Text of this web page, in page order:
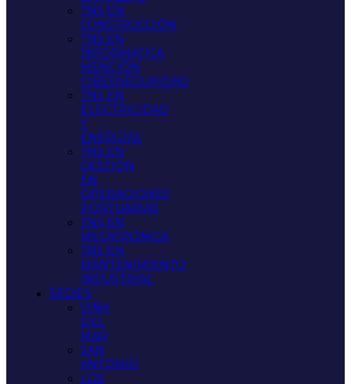
TNS EN
CONSTRUCCIÓN
TNS EN
INFORMATICA
MENCIÓN
CIBERSEGURIDAD
TNS EN
ELECTRICIDAD
Y
ENERGÍAS
TNS EN
GESTIÓN
EN
OPERACIONES
PORTUARIAS
TNS EN
MECATRÓNICA
TNS EN
MANTENIMIENTO
INDUSTRIAL
SEDES
VIÑA
DEL
MAR
SAN
ANTONIO
LOS